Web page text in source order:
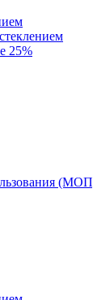
25%